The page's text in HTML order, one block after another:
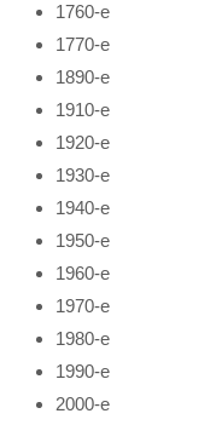
1760-е
1770-е
1890-е
1910-е
1920-е
1930-е
1940-е
1950-е
1960-е
1970-е
1980-е
1990-е
2000-е